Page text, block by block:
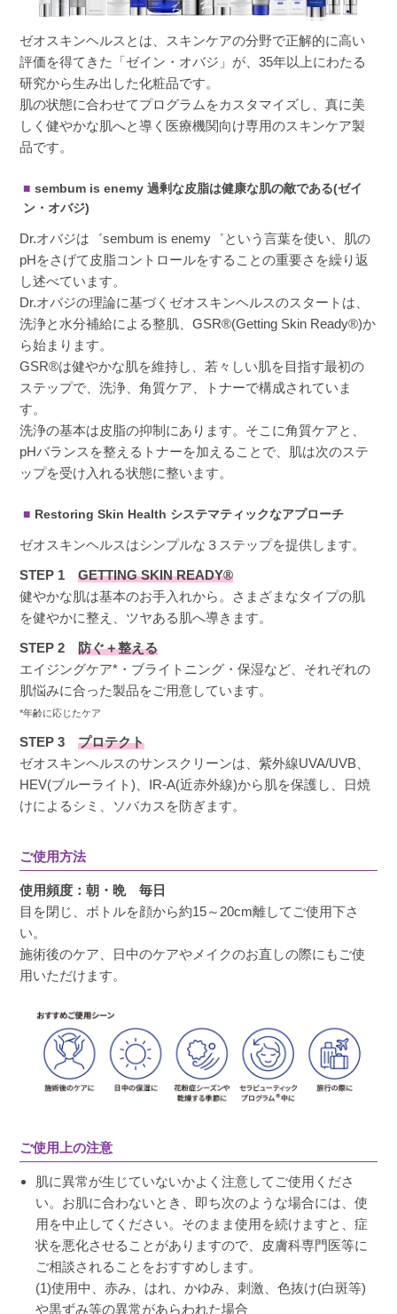
ゼオスキンヘルスとは、スキンケアの分野で正解的に高い
評価を得てきた「ゼイン・オバジ」が、35年以上にわたる
研究から生み出した化粧品です。
肌の状態に合わせてプログラムをカスタマイズし、真に美
しく健やかな肌へと導く医療機関向け専用のスキンケア製
品です。
sembum is enemy 過剰な皮脂は健康な肌の敵である(ゼイ
ン・オバジ)
Dr.オバジは゛sembum is enemy゛という言葉を使い、肌の
pHをさげて皮脂コントロールをすることの重要さを繰り返
し述べています。
Dr.オバジの理論に基づくゼオスキンヘルスのスタートは、
洗浄と水分補給による整肌、GSR®(Getting Skin Ready®)か
ら始まります。
GSR®は健やかな肌を維持し、若々しい肌を目指す最初の
ステップで、洗浄、角質ケア、トナーで構成されていま
す。
洗浄の基本は皮脂の抑制にあります。そこに角質ケアと、
pHバランスを整えるトナーを加えることで、肌は次のステ
ップを受け入れる状態に整います。
Restoring Skin Health システマティックなアプローチ
ゼオスキンヘルスはシンプルな３ステップを提供します。
STEP 1GETTING SKIN READY®
健やかな肌は基本のお手入れから。さまざまなタイプの肌
を健やかに整え、ツヤある肌へ導きます。
STEP 2防ぐ＋整える
エイジングケア*・ブライトニング・保湿など、それぞれの
肌悩みに合った製品をご用意しています。
*年齢に応じたケア
STEP 3プロテクト
ゼオスキンヘルスのサンスクリーンは、紫外線UVA/UVB、
HEV(ブルーライト)、IR-A(近赤外線)から肌を保護し、日焼
けによるシミ、ソバカスを防ぎます。
ご使用方法
使用頻度：朝・晩 毎日
目を閉じ、ボトルを顔から約15～20cm離してご使用下さ
い。
施術後のケア、日中のケアやメイクのお直しの際にもご使
用いただけます。
ご使用上の注意
肌に異常が生じていないかよく注意してご使用くださ
い。お肌に合わないとき、即ち次のような場合には、使
用を中止してください。そのまま使用を続けますと、症
状を悪化させることがありますので、皮膚科専門医等に
ご相談されることをおすすめします。
(1)使用中、赤み、はれ、かゆみ、刺激、色抜け(白斑等)
や黒ずみ等の異常があらわれた場合